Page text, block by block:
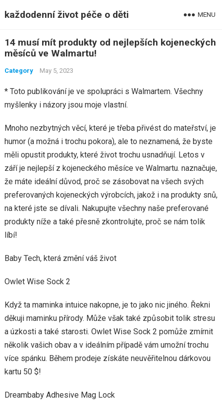
každodenní život péče o děti MENU
14 musí mít produkty od nejlepších kojeneckých
měsíců ve Walmartu!
Category May 5, 2023
* Toto publikování je ve spolupráci s Walmartem. Všechny
myšlenky i názory jsou moje vlastní.
Mnoho nezbytných věcí, které je třeba přivést do mateřství, je
humor (a možná i trochu pokora), ale to neznamená, že byste
měli opustit produkty, které život trochu usnadňují. Letos v
září je nejlepší z kojeneckého měsíce ve Walmartu. naznačuje,
že máte ideální důvod, proč se zásobovat na všech svých
preferovaných kojeneckých výrobcích, jakož i na produkty snů,
na které jste se dívali. Nakupujte všechny naše preferované
produkty níže a také přesně zkontrolujte, proč se nám tolik
líbí!
Baby Tech, která změní váš život
Owlet Wise Sock 2
Když ta maminka intuice nakopne, je to jako nic jiného. Řekni
děkuji maminku přírody. Může však také způsobit tolik stresu
a úzkosti a také starosti. Owlet Wise Sock 2 pomůže zmírnit
několik vašich obav a v ideálním případě vám umožní trochu
více spánku. Během prodeje získáte neuvěřitelnou dárkovou
kartu 50 $!
Dreambaby Adhesive Mag Lock